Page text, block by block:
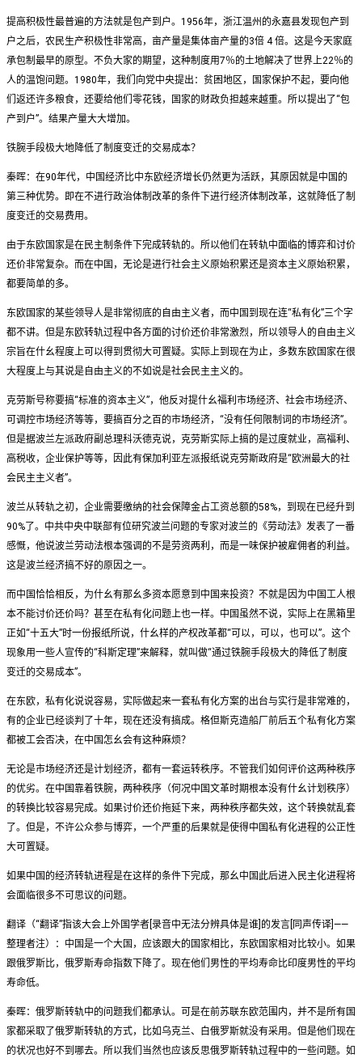
提高积极性最普遍的方法就是包产到户。1956年，浙江温州的永嘉县发现包产到
户之后，农民生产积极性非常高，亩产量是集体亩产量的3倍 4 倍。这是今天家庭
承包制最早的原型。不负大家的期望，这种制度用7％的土地解决了世界上22％的
人的温饱问题。1980年，我们向党中央提出：贫困地区，国家保护不起，要向他
们返还许多粮食，还要给他们零花钱，国家的财政负担越来越重。所以提出了“包
产到户”。结果产量大大增加。
铁腕手段极大地降低了制度变迁的交易成本？
秦晖：在90年代，中国经济比中东欧经济增长仍然更为活跃，其原因就是中国的
第三种优势。即在不进行政治体制改革的条件下进行经济体制改革，这就降低了制
度变迁的交易费用。
由于东欧国家是在民主制条件下完成转轨的。所以他们在转轨中面临的博弈和讨价
还价非常复杂。而在中国，无论是进行社会主义原始积累还是资本主义原始积累，
都要简单的多。
东欧国家的某些领导人是非常彻底的自由主义者，而中国到现在连“私有化”三个字
都不讲。但是东欧转轨过程中各方面的讨价还价非常激烈，所以领导人的自由主义
宗旨在什幺程度上可以得到贯彻大可置疑。实际上到现在为止，多数东欧国家在很
大程度上与其说是自由主义的不如说是社会民主主义的。
克劳斯号称要搞“标准的资本主义”，他反对提什幺福利市场经济、社会市场经济、
可调控市场经济等等，要搞百分之百的市场经济，“没有任何限制词的市场经济”。
但是据波兰左派政府副总理科沃德克说，克劳斯实际上搞的是过度就业，高福利、
高税收，企业保护等等，因此有保加利亚左派报纸说克劳斯政府是“欧洲最大的社
会民主主义者”。
波兰从转轨之初，企业需要缴纳的社会保障金占工资总额的58%，到现在已经升到
90%了。中共中央中联部有位研究波兰问题的专家对波兰的《劳动法》发表了一番
感慨，他说波兰劳动法根本强调的不是劳资两利，而是一味保护被雇佣者的利益。
这是波兰经济搞不好的原因之一。
而中国恰恰相反，为什幺有那幺多资本愿意到中国来投资？不就是因为中国工人根
本不能讨价还价吗？甚至在私有化问题上也一样。中国虽然不说，实际上在黑箱里
正如“十五大”时一份报纸所说，什幺样的产权改革都“可以，可以，也可以”。这个
现象用一些人宣传的“科斯定理”来解释，就叫做“通过铁腕手段极大的降低了制度
变迁的交易成本”。
在东欧，私有化说说容易，实际做起来一套私有化方案的出台与实行是非常难的，
有的企业已经谈判了十年，现在还没有搞成。格但斯克造船厂前后五个私有化方案
都被工会否决，在中国怎幺会有这种麻烦？
无论是市场经济还是计划经济，都有一套运转秩序。不管我们如何评价这两种秩序
的优劣。在中国靠着铁腕，两种秩序（何况中国文革时期根本没有什幺计划秩序）
的转换比较容易完成。如果讨价还价拖延下来，两种秩序都失效，这个转换就乱套
了。但是，不许公众参与博弈，一个严重的后果就是使得中国私有化进程的公正性
大可置疑。
如果中国的经济转轨进程是在这样的条件下完成，那幺中国此后进入民主化进程将
会面临很多不可思议的问题。
翻译（“翻译”指该大会上外国学者[录音中无法分辨具体是谁]的发言[同声传译]——
整理者注）：中国是一个大国，应该跟大的国家相比，东欧国家相对比较小。如果
跟俄罗斯比，俄罗斯寿命指数下降了。现在他们男性的平均寿命比印度男性的平均
寿命低。
秦晖：俄罗斯转轨中的问题我们都承认。可是在前苏联东欧范围内，并不是所有国
家都采取了俄罗斯转轨的方式，比如乌克兰、白俄罗斯就没有采用。但是他们现在
的状况也好不到哪去。所以我们当然也应该反思俄罗斯转轨过程中的一些问题。如